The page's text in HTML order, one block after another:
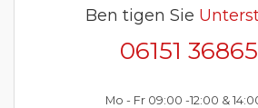
Ben tigen Sie
06151
Mo - Fr 09:00 -12:00 &